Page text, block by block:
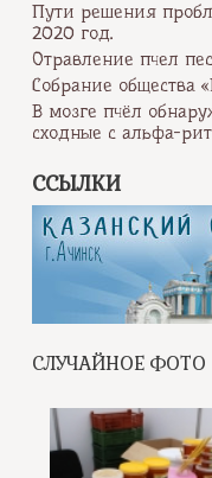
Пути решения
2020 год.
Отравление пчел
Собрание общества
В мозге пчёл
сходные с альфа-
ССЫЛКИ
СЛУЧАЙНОЕ ФОТО